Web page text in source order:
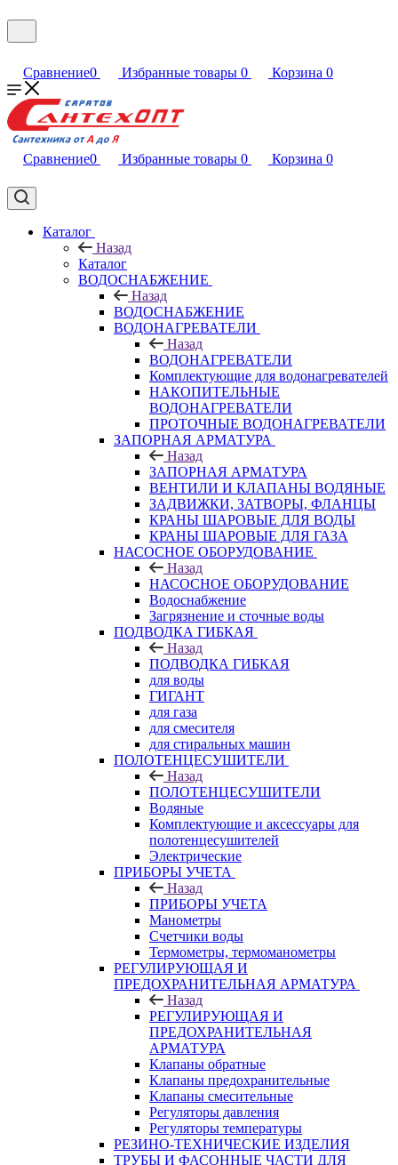
Сравнение0 Избранные товары 0 Корзина 0
Сравнение0 Избранные товары 0 Корзина 0
Каталог
Назад
Каталог
ВОДОСНАБЖЕНИЕ
Назад
ВОДОСНАБЖЕНИЕ
ВОДОНАГРЕВАТЕЛИ
Назад
ВОДОНАГРЕВАТЕЛИ
Комплектующие для водонагревателей
НАКОПИТЕЛЬНЫЕ
ВОДОНАГРЕВАТЕЛИ
ПРОТОЧНЫЕ ВОДОНАГРЕВАТЕЛИ
ЗАПОРНАЯ АРМАТУРА
Назад
ЗАПОРНАЯ АРМАТУРА
ВЕНТИЛИ И КЛАПАНЫ ВОДЯНЫЕ
ЗАДВИЖКИ, ЗАТВОРЫ, ФЛАНЦЫ
КРАНЫ ШАРОВЫЕ ДЛЯ ВОДЫ
КРАНЫ ШАРОВЫЕ ДЛЯ ГАЗА
НАСОСНОЕ ОБОРУДОВАНИЕ
Назад
НАСОСНОЕ ОБОРУДОВАНИЕ
Водоснабжение
Загрязнение и сточные воды
ПОДВОДКА ГИБКАЯ
Назад
ПОДВОДКА ГИБКАЯ
для воды
ГИГАНТ
для газа
для смесителя
для стиральных машин
ПОЛОТЕНЦЕСУШИТЕЛИ
Назад
ПОЛОТЕНЦЕСУШИТЕЛИ
Водяные
Комплектующие и аксессуары для
полотенцесушителей
Электрические
ПРИБОРЫ УЧЕТА
Назад
ПРИБОРЫ УЧЕТА
Манометры
Счетчики воды
Термометры, термоманометры
РЕГУЛИРУЮЩАЯ И
ПРЕДОХРАНИТЕЛЬНАЯ АРМАТУРА
Назад
РЕГУЛИРУЮЩАЯ И
ПРЕДОХРАНИТЕЛЬНАЯ
АРМАТУРА
Клапаны обратные
Клапаны предохранительные
Клапаны смесительные
Регуляторы давления
Регуляторы температуры
РЕЗИНО-ТЕХНИЧЕСКИЕ ИЗДЕЛИЯ
ТРУБЫ И ФАСОННЫЕ ЧАСТИ ДЛЯ